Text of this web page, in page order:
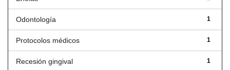
1
Odontología
1
Protocolos médicos
1
Recesión gingival